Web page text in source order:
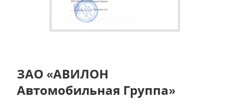
ЗАО «АВИЛОН
Автомобильная Группа»